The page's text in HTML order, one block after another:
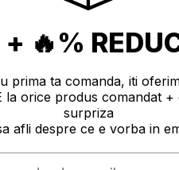
utilizatorii
Jesmonite
Acrylic
Au
denumirea
Informatii
🔥%
prima ta comanda, iti
la orice produs comandat
surpriza
afli despre ce e vorba in